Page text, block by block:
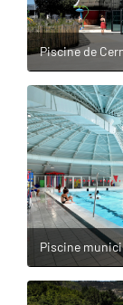
Piscine de
Piscine